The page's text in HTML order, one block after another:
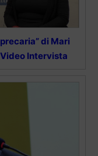
di Mari
Intervista